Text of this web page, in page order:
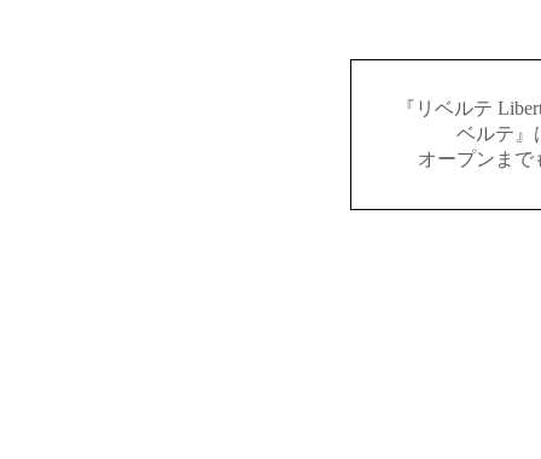
『リベルテ
ベルテ』
オープンまで